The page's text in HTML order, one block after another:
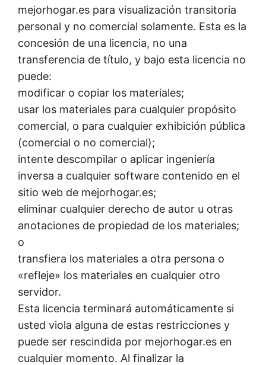
mejorhogar.es para visualización transitoria
personal y no comercial solamente. Esta es la
concesión de una licencia, no una
transferencia de título, y bajo esta licencia no
puede:
modificar o copiar los materiales;
usar los materiales para cualquier propósito
comercial, o para cualquier exhibición pública
(comercial o no comercial);
intente descompilar o aplicar ingeniería
inversa a cualquier software contenido en el
sitio web de mejorhogar.es;
eliminar cualquier derecho de autor u otras
anotaciones de propiedad de los materiales;
o
transfiera los materiales a otra persona o
«refleje» los materiales en cualquier otro
servidor.
Esta licencia terminará automáticamente si
usted viola alguna de estas restricciones y
puede ser rescindida por mejorhogar.es en
cualquier momento. Al finalizar la